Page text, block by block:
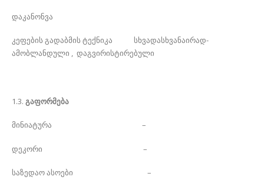
დაკანონვა
კეფების გადაბმის ტექნიკა სხვადასხვანაირად-
ამობლანდული , დაგვირისტირებული
1.3. გაფორმება
მინიატურა –
დეკორი –
საზედაო ასოები –